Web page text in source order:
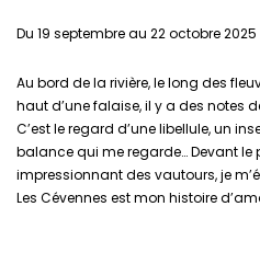
Du 19 septembre au 22 octobre 2025
Au bord de la rivière, le long des
haut d’une falaise, il y a des notes
C’est le regard d’une libellule, un
balance qui me regarde… Devant le
impressionnant des vautours, je
Les Cévennes est mon histoire